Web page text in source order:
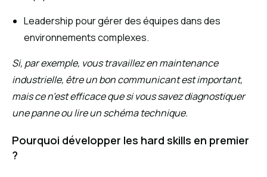
Leadership pour gérer des équipes dans des
environnements complexes.
Si, par exemple, vous travaillez en maintenance
industrielle, être un bon communicant est important,
mais ce n’est efficace que si vous savez diagnostiquer
une panne ou lire un schéma technique.
Pourquoi développer les hard skills en premier
?